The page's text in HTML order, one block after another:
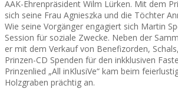
AAK-Ehrenpräsident Wilm Lürken. Mit dem
sich seine Frau Agnieszka und die Töchter
Wie seine Vorgänger engagiert sich Martin
Session für soziale Zwecke. Neben der
er mit dem Verkauf von Benefizorden,
Prinzen-CD Spenden für den inkklusiven
Prinzenlied „All inKlusiVe“ kam beim
Holzgraben prächtig an.